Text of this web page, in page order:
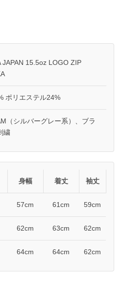
JAPAN 15.5oz LOGO ZIP
ポリエステル24%
（シルバーグレー系）、ブラ
繍
身幅 着丈 袖丈
57cm 61cm 59cm
62cm 63cm 62cm
64cm 64cm 62cm